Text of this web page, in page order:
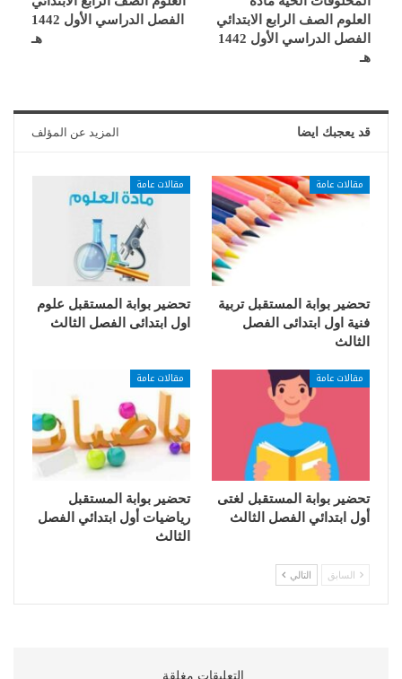
العلوم الصف الرابع الابتدائي
الفصل الدراسي الأول 1442
هـ
الفصل الدراسي الأول 1442
هـ
قد يعجبك ايضا المزيد عن المؤلف
مقالات عامة
تحضير بوابة المستقبل تربية
فنية اول ابتدائى الفصل
الثالث
مقالات عامة
تحضير بوابة المستقبل علوم
اول ابتدائى الفصل الثالث
مقالات عامة
تحضير بوابة المستقبل لغتى
أول ابتدائي الفصل الثالث
مقالات عامة
تحضير بوابة المستقبل
رياضيات أول ابتدائي الفصل
الثالث
السابق التالي
التعليقات مغلقة.